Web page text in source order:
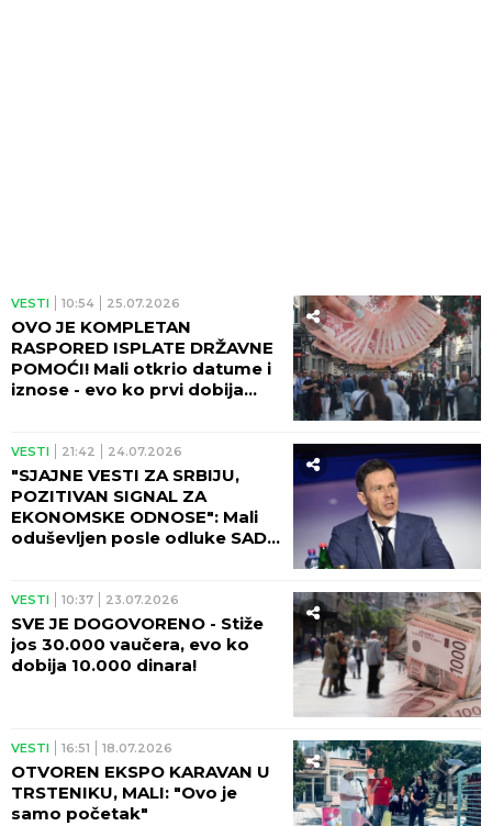
VESTI 10:54 25.07.2026
OVO JE KOMPLETAN
RASPORED ISPLATE DRŽAVNE
POMOĆI! Mali otkrio datume i
iznose - evo ko prvi dobija
VESTI 21:42 24.07.2026
"SJAJNE VESTI ZA SRBIJU,
POZITIVAN SIGNAL ZA
EKONOMSKE ODNOSE": Mali
oduševljen posle odluke SAD
VESTI 10:37 23.07.2026
SVE JE DOGOVORENO - Stiže
jos 30.000 vaučera, evo ko
dobija 10.000 dinara!
VESTI 16:51 18.07.2026
OTVOREN EKSPO KARAVAN U
TRSTENIKU, MALI: "Ovo je
samo početak"